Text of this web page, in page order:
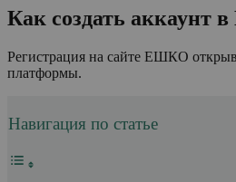
Как создать аккаунт
Регистрация на сайте ЕШКО
платформы.
Навигация по статье